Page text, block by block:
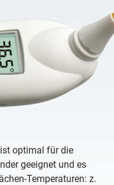
optimal für die
geeignet und es
Temperaturen: z.